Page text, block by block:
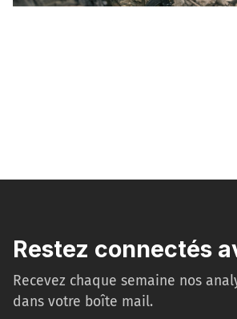
Restez connectés
Recevez chaque semaine nos
dans votre boîte mail.